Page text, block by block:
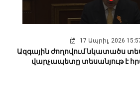
17 Ապրիլ, 2026
Ազգային ժողովում նկատածս
վարչապետը տեսանյութ է